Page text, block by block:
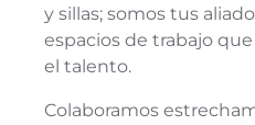
y sillas; somos tus
espacios de trabajo
el talento.
Colaboramos